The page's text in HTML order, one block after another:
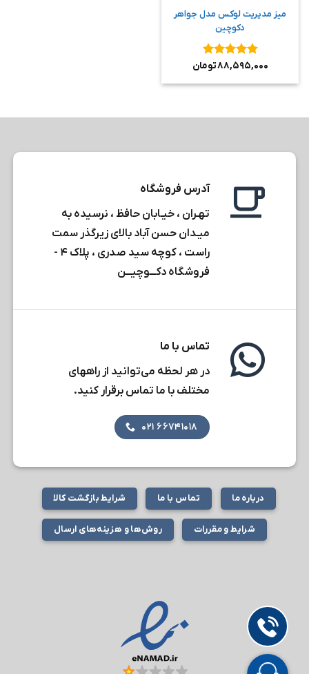
میز مدیریت لوکس مدل جواهر
دکوچین
نمره۵از۸۸,۵۹۵,۰۰۰تومان
آدرس فروشگاه
تهـران ، خیـابان حافظ ، نرسیده به
میـدان حسن آباد بالای زیرگذر سمت
راست ، کوچه سید صدری ، پلاک ۴ -
فروشگاه دکـــوچیـــن
تماس با ما
در هر لحظه می‌توانید از راههای
مختلف با ما تماس برقرار کنید.
۶۶۷۴۱۰۱۸ ۰۲۱
درباره ما تماس با ما شرایط بازگشت کالا
شرایط و مقررات روش‌ها و هزینه‌های ارسال